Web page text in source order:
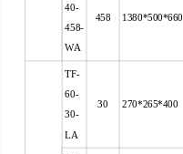
40-
458-
WA
458 1380*500*660
TF-
60-
30-
LA
30 270*265*400